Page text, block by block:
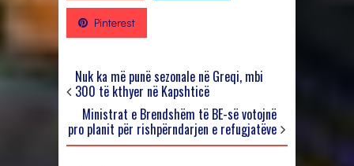
Pinterest
Nuk ka më punë sezonale në Greqi, mbi
300 të kthyer në Kapshticë
Ministrat e Brendshëm të BE-së votojnë
pro planit për rishpërndarjen e refugjatëve